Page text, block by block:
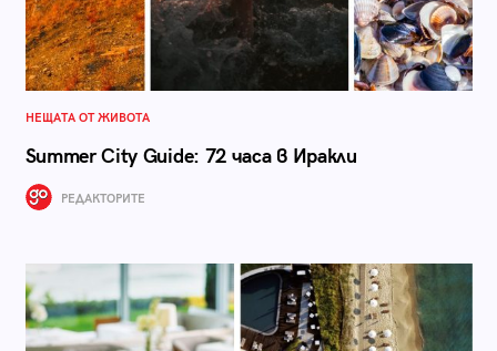
НЕЩАТА ОТ ЖИВОТА
Summer City Guide: 72 часа в Иракли
РЕДАКТОРИТЕ